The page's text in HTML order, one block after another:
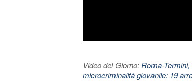
Video del Giorno: Roma-
microcriminalità giovanile: 19